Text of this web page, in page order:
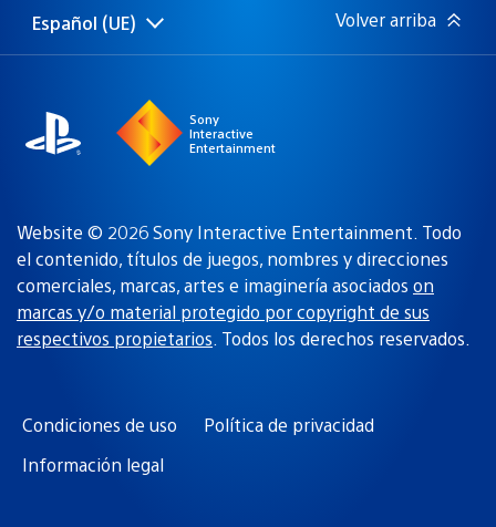
Selecciona
Región
Español (UE) Volver arriba
Sony
Interactive
Entertainment
Website © 2026 Sony Interactive Entertainment. Todo
el contenido, títulos de juegos, nombres y direcciones
comerciales, marcas, artes e imaginería asociados on
marcas y/o material protegido por copyright de sus
respectivos propietarios. Todos los derechos reservados.
Condiciones de uso
Política de privacidad
Información legal